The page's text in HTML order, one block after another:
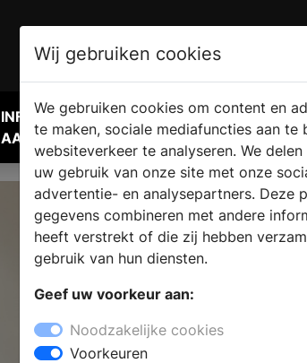
INFORMATIE
AANVRAGEN
VINDEN
Wij gebruiken cookies
We gebruiken cookies om content en
te maken, sociale mediafuncties aan te
websiteverkeer te analyseren. We
uw gebruik van onze site met onze
advertentie- en analysepartners. Deze
gegevens combineren met andere
heeft verstrekt of die zij hebben
gebruik van hun diensten.
Geef uw voorkeur aan:
Noodzakelijke cookies
Voorkeuren